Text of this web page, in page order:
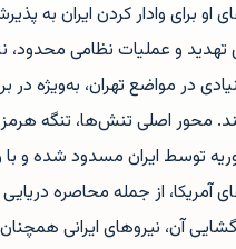
او برای وادار کردن ایران به
تهدید و عملیات نظامی محدود،
در مواضع تهران، به‌ویژه در
محور اصلی تنش‌ها، تنگه
توسط ایران مسدود شده و
آمریکا، از جمله محاصره دریایی
آن، نیروهای ایرانی